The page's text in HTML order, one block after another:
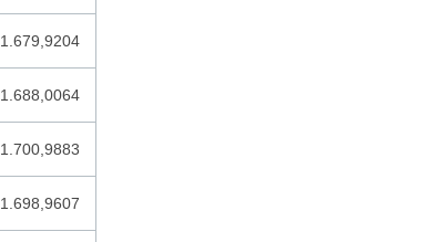
1.679,9204
1.688,0064
1.700,9883
1.698,9607